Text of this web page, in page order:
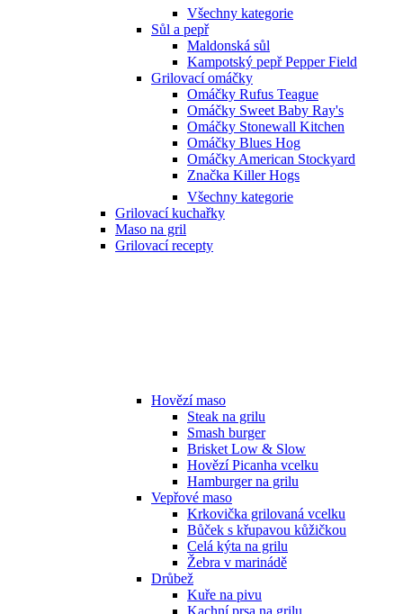
Všechny kategorie
Sůl a pepř
Maldonská sůl
Kampotský pepř Pepper Field
Grilovací omáčky
Omáčky Rufus Teague
Omáčky Sweet Baby Ray's
Omáčky Stonewall Kitchen
Omáčky Blues Hog
Omáčky American Stockyard
Značka Killer Hogs
Všechny kategorie
Grilovací kuchařky
Maso na gril
Grilovací recepty
Hovězí maso
Steak na grilu
Smash burger
Brisket Low & Slow
Hovězí Picanha vcelku
Hamburger na grilu
Vepřové maso
Krkovička grilovaná vcelku
Bůček s křupavou kůžičkou
Celá kýta na grilu
Žebra v marinádě
Drůbež
Kuře na pivu
Kachní prsa na grilu